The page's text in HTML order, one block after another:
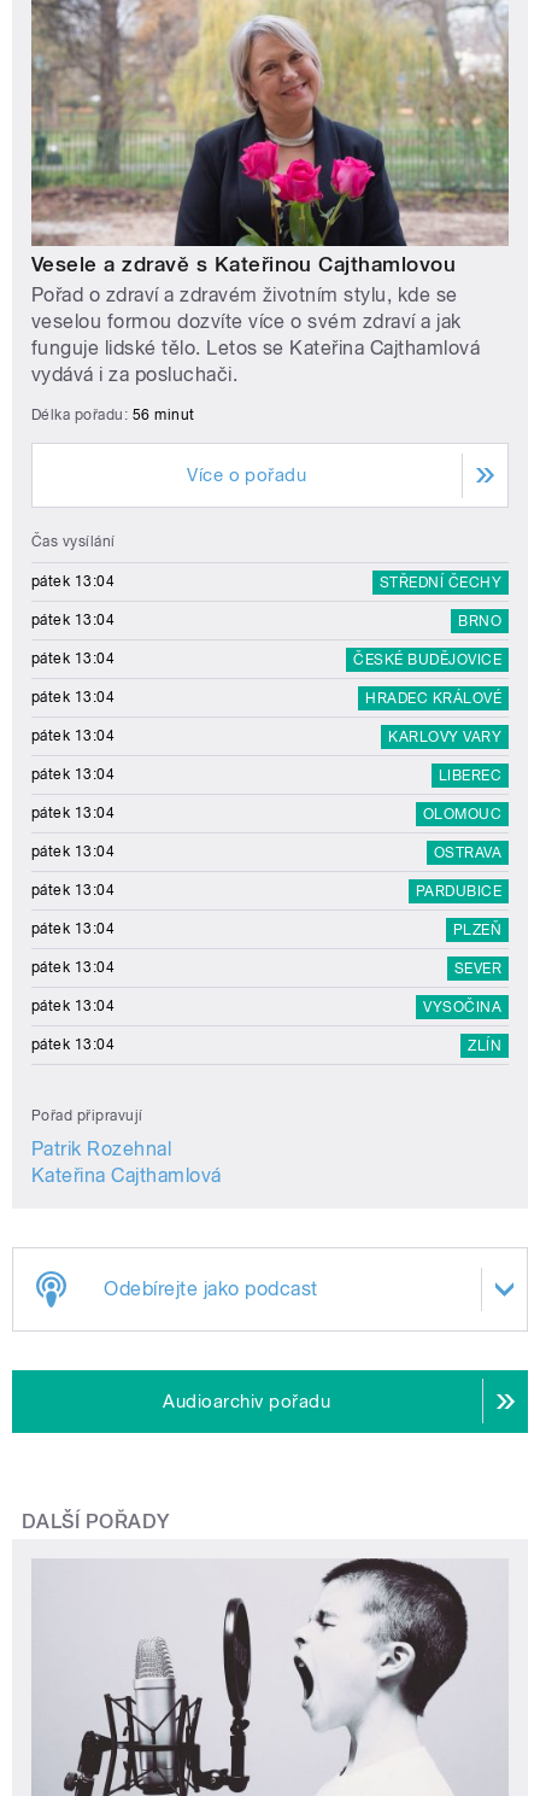
Vesele a zdravě s Kateřinou Cajthamlovou
Pořad o zdraví a zdravém životním stylu, kde se
veselou formou dozvíte více o svém zdraví a jak
funguje lidské tělo. Letos se Kateřina Cajthamlová
vydává i za posluchači.
Délka pořadu: 56 minut
Více o pořadu
Čas vysílání
pátek 13:04 STŘEDNÍ ČECHY
pátek 13:04 BRNO
pátek 13:04 ČESKÉ BUDĚJOVICE
pátek 13:04 HRADEC KRÁLOVÉ
pátek 13:04 KARLOVY VARY
pátek 13:04 LIBEREC
pátek 13:04 OLOMOUC
pátek 13:04 OSTRAVA
pátek 13:04 PARDUBICE
pátek 13:04 PLZEŇ
pátek 13:04 SEVER
pátek 13:04 VYSOČINA
pátek 13:04 ZLÍN
Pořad připravují
Patrik Rozehnal
Kateřina Cajthamlová
Odebírejte jako podcast
Audioarchiv pořadu
DALŠÍ POŘADY